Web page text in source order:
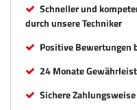
Schneller und
durch unsere Techniker
Positive Bewertungen
24 Monate
Sichere